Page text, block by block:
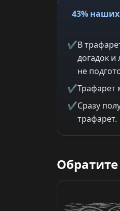
43%
✔В
догадок
не
✔Трафарет
✔Сразу
трафарет.